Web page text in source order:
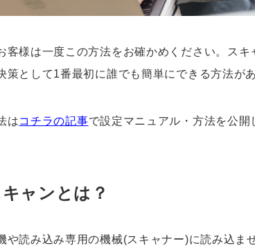
客様は一度この方法をお確かめください。スキ
策として1番最初に誰でも簡単にできる方法があ
はコチラの記事で設定マニュアル・方法を公
ャンとは？
や読み込み専用の機械(スキャナー)に読み込ま